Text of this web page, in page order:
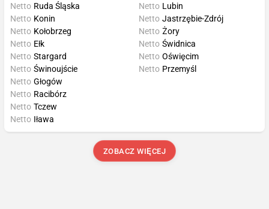
Netto Ruda Śląska
Netto Konin
Netto Lubin
Netto Jastrzębie-Zdrój
Netto Kołobrzeg
Netto Ełk
Netto Stargard
Netto Świnoujście
Netto Żory
Netto Świdnica
Netto Oświęcim
Netto Przemyśl
Netto Głogów
Netto Racibórz
Netto Tczew
Netto Iława
ZOBACZ WIĘCEJ